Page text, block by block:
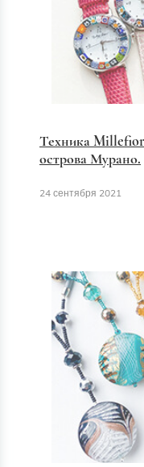
Техника
острова Мурано.
24 сентября 2021